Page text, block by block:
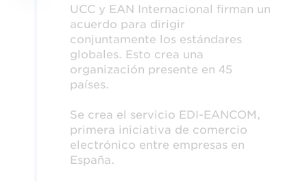
UCC y EAN Internacional firman un
acuerdo para dirigir
conjuntamente los estándares
globales. Esto crea una
organización presente en 45
países.
Se crea el servicio EDI-EANCOM,
primera iniciativa de comercio
electrónico entre empresas en
España.